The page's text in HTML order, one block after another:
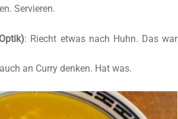
Servieren.
: Riecht etwas nach Huhn. Das war
an Curry denken. Hat was.